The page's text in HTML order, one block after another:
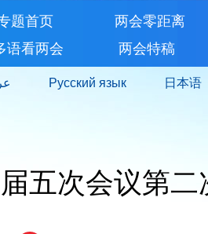
题首页 两会零距离
语看两会 两会特稿
Русский язык 日本语
五次会议第